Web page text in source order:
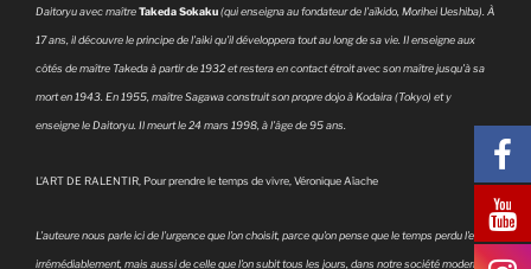
Daitoryu avec maîtreTakeda Sokaku(qui enseigna au fondateur de l’aïkido, Morihei Ueshiba). À
17 ans, il découvre le principe de l’aiki qu’il développera tout au long de sa vie. Il enseigne aux
côtés de maître Takeda à partir de 1932 et restera en contact étroit avec son maître jusqu’à sa
mort en 1943. En 1955, maître Sagawa construit son propre dojo à Kodaira (Tokyo) et y
enseigne le Daitoryu. Il meurt le 24 mars 1998, à l’âge de 95 ans.
L’ART DE RALENTIR, Pour prendre le temps de vivre, Véronique Aïache
L’auteure nous parle ici de l’urgence que l’on choisit, parce qu’on pense que le temps perdu l’est
irrémédiablement, mais aussi de celle que l’on subit tous les jours, dans notre société moderne